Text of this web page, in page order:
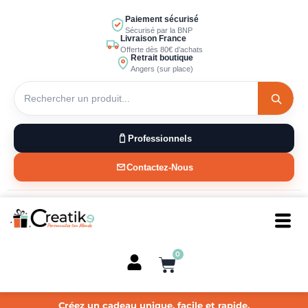
Paiement sécurisé
Sécurisé par la BNP
Livraison France
Offerte dès 80€ d’achats
Retrait boutique
Angers (sur place)
Professionnels
Contactez-Nous
0
Panier
Créez un cadeau unique, facile et rapide.